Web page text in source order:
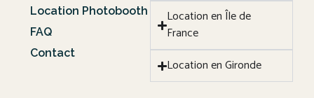
Location Photobooth
FAQ
Contact
Location en Île de
France
Location en Gironde